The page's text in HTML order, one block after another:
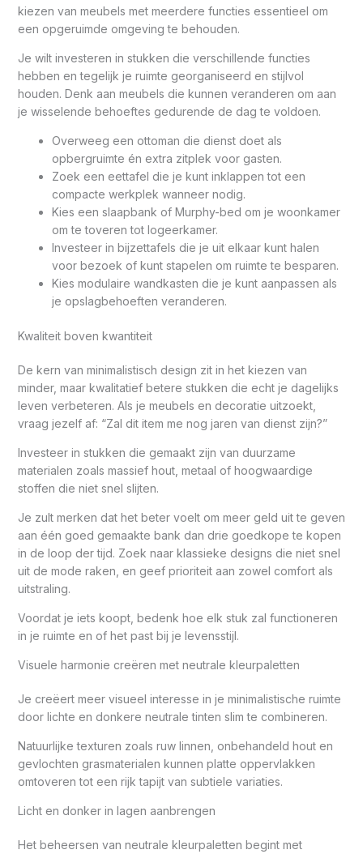
kiezen van meubels met meerdere functies essentieel om
een opgeruimde omgeving te behouden.
Je wilt investeren in stukken die verschillende functies
hebben en tegelijk je ruimte georganiseerd en stijlvol
houden. Denk aan meubels die kunnen veranderen om aan
je wisselende behoeftes gedurende de dag te voldoen.
Overweeg een ottoman die dienst doet als
opbergruimte én extra zitplek voor gasten.
Zoek een eettafel die je kunt inklappen tot een
compacte werkplek wanneer nodig.
Kies een slaapbank of Murphy-bed om je woonkamer
om te toveren tot logeerkamer.
Investeer in bijzettafels die je uit elkaar kunt halen
voor bezoek of kunt stapelen om ruimte te besparen.
Kies modulaire wandkasten die je kunt aanpassen als
je opslagbehoeften veranderen.
Kwaliteit boven kwantiteit
De kern van minimalistisch design zit in het kiezen van
minder, maar kwalitatief betere stukken die echt je dagelijks
leven verbeteren. Als je meubels en decoratie uitzoekt,
vraag jezelf af: “Zal dit item me nog jaren van dienst zijn?”
Investeer in stukken die gemaakt zijn van duurzame
materialen zoals massief hout, metaal of hoogwaardige
stoffen die niet snel slijten.
Je zult merken dat het beter voelt om meer geld uit te geven
aan één goed gemaakte bank dan drie goedkope te kopen
in de loop der tijd. Zoek naar klassieke designs die niet snel
uit de mode raken, en geef prioriteit aan zowel comfort als
uitstraling.
Voordat je iets koopt, bedenk hoe elk stuk zal functioneren
in je ruimte en of het past bij je levensstijl.
Visuele harmonie creëren met neutrale kleurpaletten
Je creëert meer visueel interesse in je minimalistische ruimte
door lichte en donkere neutrale tinten slim te combineren.
Natuurlijke texturen zoals ruw linnen, onbehandeld hout en
gevlochten grasmaterialen kunnen platte oppervlakken
omtoveren tot een rijk tapijt van subtiele variaties.
Licht en donker in lagen aanbrengen
Het beheersen van neutrale kleurpaletten begint met